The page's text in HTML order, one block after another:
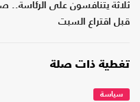
ثلاثة يتنافسون على الرئاسة..
قبل اقتراع السبت
تغطية ذات صلة
سياسة